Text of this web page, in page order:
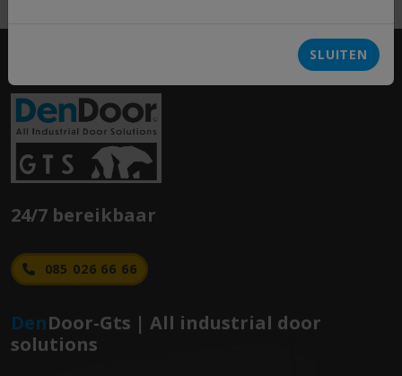
DenDoor-Gts | All industrial door
solutions
24/7 bereikbaar
085 026 66 66
SLUITEN